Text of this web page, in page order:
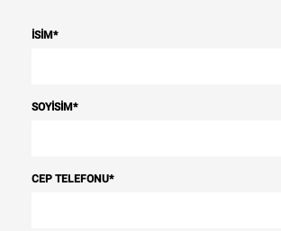
İSIM*
SOYISIM*
CEP TELEFONU*